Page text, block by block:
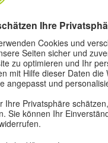
anmelden
und Wachsein
die spürbar
der alten
eine
die von jeder
betont Vogl,